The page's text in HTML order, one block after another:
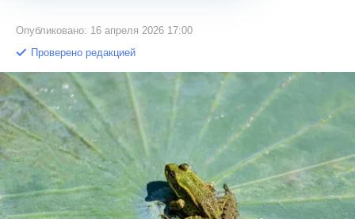
Опубликовано: 16 апреля 2026 17:00
Проверено редакцией